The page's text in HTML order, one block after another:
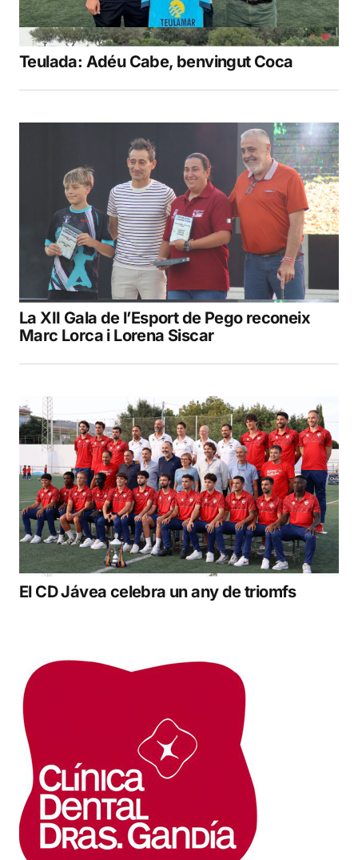
Teulada: Adéu Cabe, benvingut Coca
La XII Gala de l’Esport de Pego reconeix
Marc Lorca i Lorena Siscar
El CD Jávea celebra un any de triomfs